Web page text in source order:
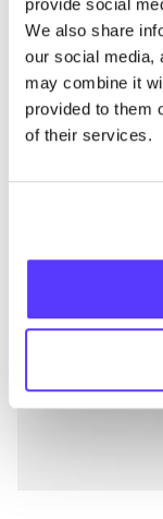
We also share
our social media,
may combine it
provided to them
of their services.
Dickies
Vêtements Jeans /